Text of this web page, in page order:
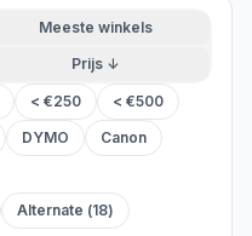
Meeste winkels
Prijs ↓
< €250
< €500
DYMO
Canon
Alternate (18)